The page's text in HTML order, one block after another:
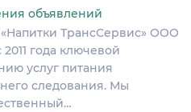
объявлений
ТрансСервис» ООО
года ключевой
услуг питания
следования. Мы